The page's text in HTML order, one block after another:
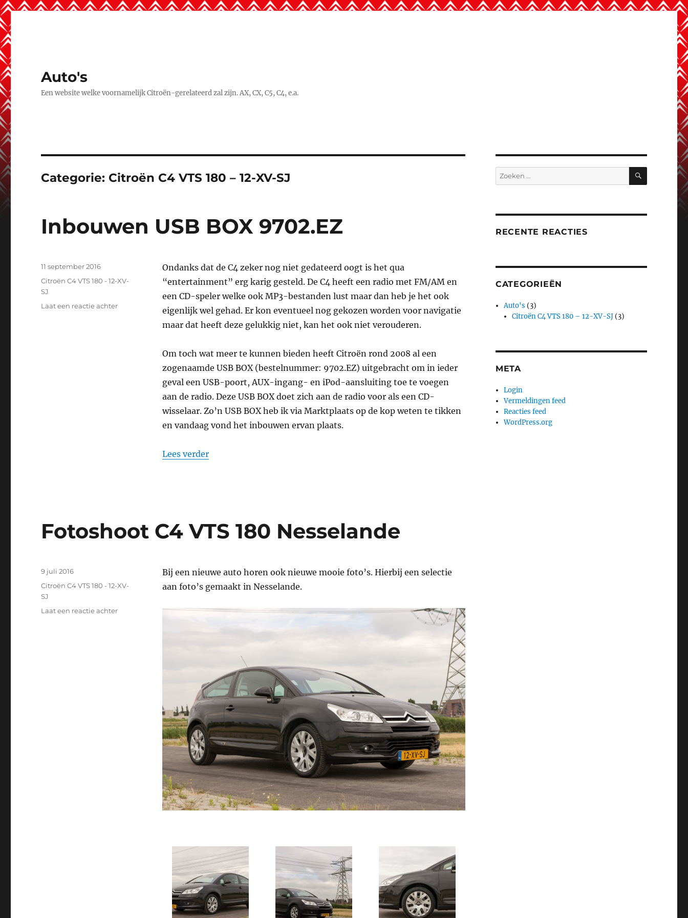
Auto's
Een website welke voornamelijk Citroën-gerelateerd zal zijn. AX, CX, C5, C4, e.a.
Categorie: Citroën C4 VTS 180 – 12-XV-SJ
Inbouwen USB BOX 9702.EZ
Ondanks dat de C4 zeker nog niet gedateerd oogt is het qua
“entertainment” erg karig gesteld. De C4 heeft een radio met FM/AM en
een CD-speler welke ook MP3-bestanden lust maar dan heb je het ook
eigenlijk wel gehad. Er kon eventueel nog gekozen worden voor navigatie
maar dat heeft deze gelukkig niet, kan het ook niet verouderen.
Om toch wat meer te kunnen bieden heeft Citroën rond 2008 al een
zogenaamde USB BOX (bestelnummer: 9702.EZ) uitgebracht om in ieder
geval een USB-poort, AUX-ingang- en iPod-aansluiting toe te voegen
aan de radio. Deze USB BOX doet zich aan de radio voor als een CD-
wisselaar. Zo’n USB BOX heb ik via Marktplaats op de kop weten te tikken
en vandaag vond het inbouwen ervan plaats.
Lees verder“Inbouwen USB BOX 9702.EZ”
Geplaatst
op
11 september 2016
Categorieën
Citroën C4 VTS 180 - 12-XV-
SJ
Laat een reactie achterop
Fotoshoot C4 VTS 180 Nesselande
Bij een nieuwe auto horen ook nieuwe mooie foto’s. Hierbij een selectie
aan foto’s gemaakt in Nesselande.
Geplaatst
op
9 juli 2016
Categorieën
Citroën C4 VTS 180 - 12-XV-
SJ
Laat een reactie achterop
Zoeken
naar:
ZOEKEN
RECENTE REACTIES
CATEGORIEËN
Auto's (3)
Citroën C4 VTS 180 – 12-XV-SJ (3)
META
Login
Vermeldingen feed
Reacties feed
WordPress.org